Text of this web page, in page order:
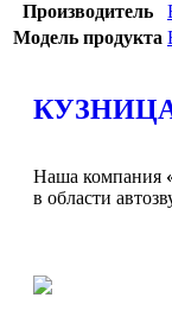
Производитель
Модель продукта
Наша компания
в области